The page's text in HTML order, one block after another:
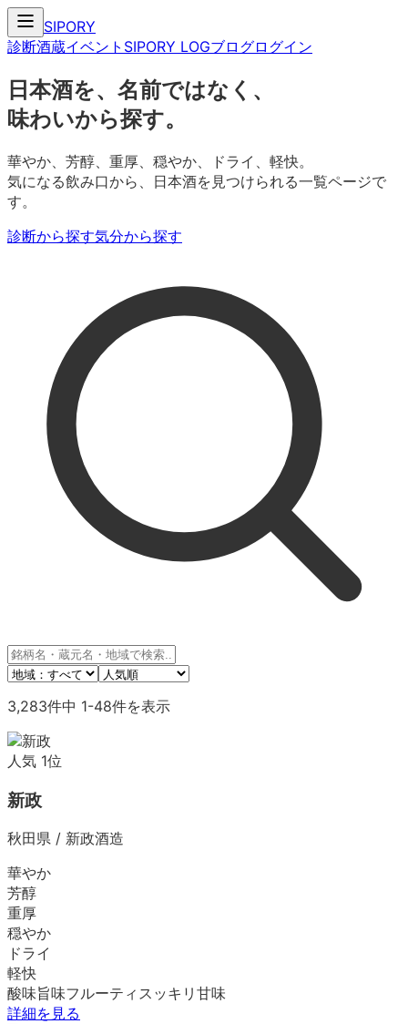
SIPORY
診断酒蔵イベント SIPORY LOGブログログイン
日本酒を、名前ではなく、
味わいから探す。
華やか、芳醇、重厚、穏やか、ドライ、軽快。
気になる飲み口から、日本酒を見つけられる一覧ページで
す。
診断から探す気分から探す
3,283件中 1-48件を表示
人気 1位
新政
秋田県 / 新政酒造
華やか
芳醇
重厚
穏やか
ドライ
軽快
酸味旨味フルーティ スッキリ 甘味
詳細を見る